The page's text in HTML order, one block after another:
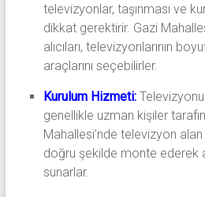
televizyonlar, taşınması ve
dikkat gerektirir. Gazi
alıcıları, televizyonlarının
araçlarını seçebilirler.
Kurulum Hizmeti:
genellikle uzman kişiler
Mahallesi’nde televizyon
doğru şekilde monte ederek
sunarlar.